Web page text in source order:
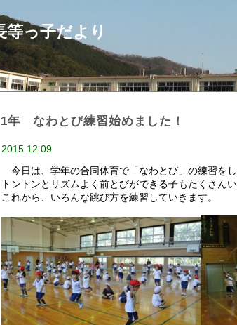
等っ子だより
1年 なわとび練習始めました！
2015.12.09
今日は、学年の合同体育で「なわとび」の練習をし
トントンとリズムよく前とびができる子もたくさんい
これから、いろんな跳び方を練習していきます。